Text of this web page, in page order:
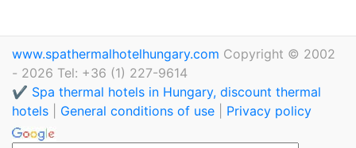
www.spathermalhotelhungary.com Copyright © 2002
- 2026 Tel: +36 (1) 227-9614
✔️ Spa thermal hotels in Hungary, discount thermal
hotels
General conditions of use Privacy policy